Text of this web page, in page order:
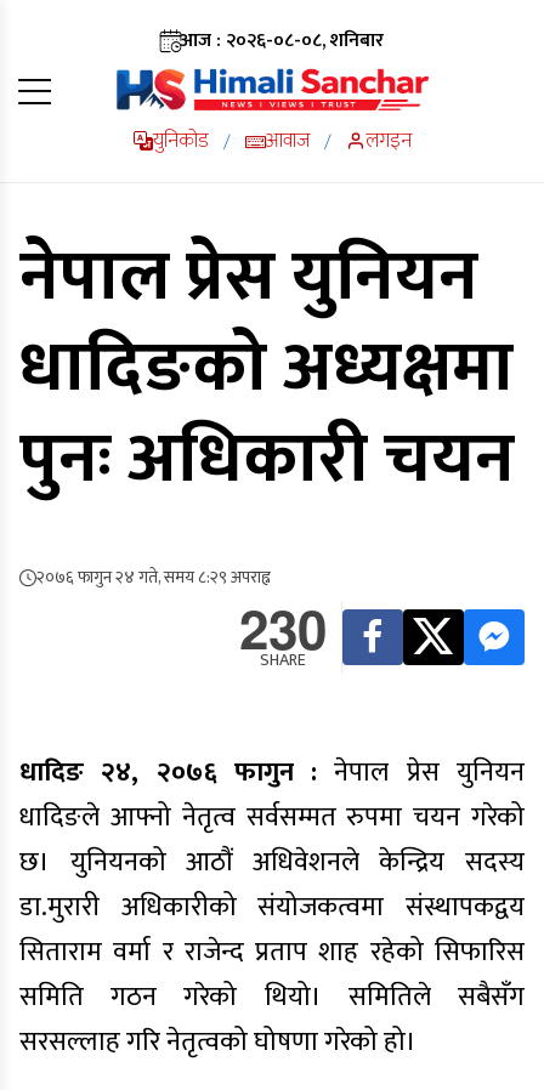
आज : २०२६-०८-०८, शनिबार
युनिकोड / आवाज / लगइन
नेपाल प्रेस युनियन
धादिङको अध्यक्षमा
पुनः अधिकारी चयन
२०७६ फागुन २४ गते, समय ८:२९ अपराह्न
230
SHARE
धादिङ २४, २०७६ फागुन : नेपाल प्रेस युनियन
धादिङले आफ्नो नेतृत्व सर्वसम्मत रुपमा चयन गरेको
छ। युनियनको आठौं अधिवेशनले केन्द्रिय सदस्य
डा.मुरारी अधिकारीको संयोजकत्वमा संस्थापकद्वय
सिताराम वर्मा र राजेन्द प्रताप शाह रहेको सिफारिस
समिति गठन गरेको थियो। समितिले सबैसँग
सरसल्लाह गरि नेतृत्वको घोषणा गरेको हो।